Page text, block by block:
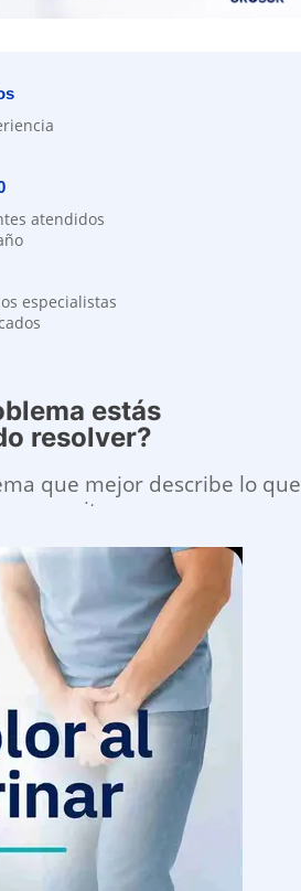
atendidos
especialistas
estás
resolver?
que mejor describe lo que
necesitas.